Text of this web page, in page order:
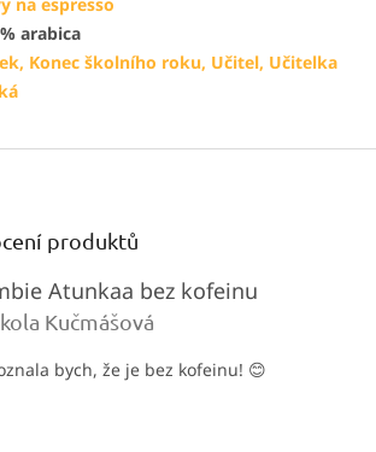
arabica
Konec školního roku, Učitel, Učitelka
produktů
Atunkaa bez kofeinu
produktu je 5 z 5 hvězdiček.
Kučmášová
bych, že je bez kofeinu! 😊